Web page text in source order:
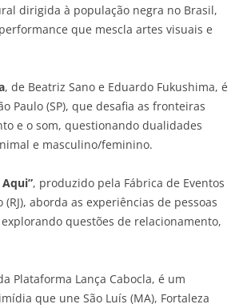
dirigida à população negra no Brasil,
que mescla artes visuais e
, de Beatriz Sano e Eduardo Fukushima, é
Paulo (SP), que desafia as fronteiras
e o som, questionando dualidades
e masculino/feminino.
, produzido pela Fábrica de Eventos
(RJ), aborda as experiências de pessoas
questões de relacionamento,
Plataforma Lança Cabocla, é um
que une São Luís (MA), Fortaleza